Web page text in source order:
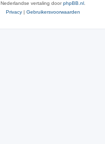
Nederlandse vertaling doorphpBB.nl
Privacy | Gebruikersvoorwaarden